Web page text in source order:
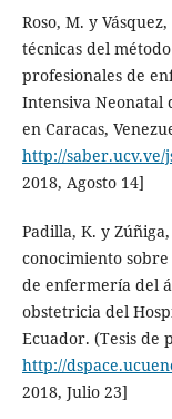
Roso, M. y
técnicas del
profesionales de
Intensiva Neonatal
en Caracas,
http://saber.ucv.ve/
2018, Agosto 14]
Padilla, K. y
conocimiento
de enfermería del
obstetricia del
Ecuador. (Tesis de
http://
2018, Julio 23]